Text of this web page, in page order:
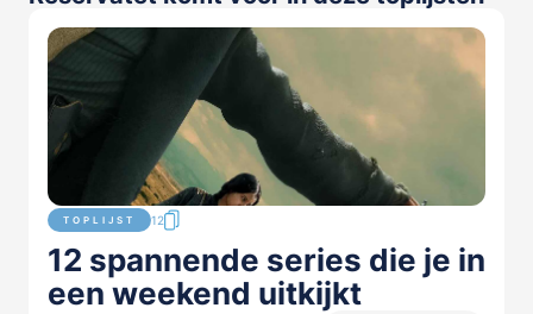
TOPLIJST 12
12 spannende series die je in
een weekend uitkijkt